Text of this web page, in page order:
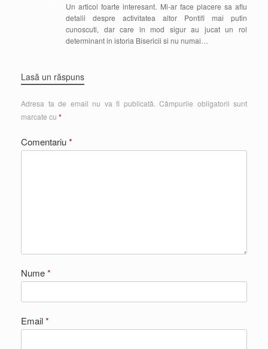
Un articol foarte interesant. Mi-ar face placere sa aflu
detalii despre activitatea altor Pontifi mai putin
cunoscuti, dar care in mod sigur au jucat un rol
determinant in istoria Bisericii si nu numai…
Lasă un răspuns
Adresa ta de email nu va fi publicată. Câmpurile obligatorii sunt
marcate cu *
Comentariu*
Nume*
Email*